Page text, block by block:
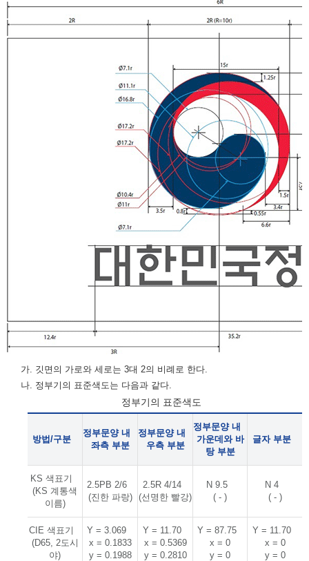
가. 깃면의 가로와 세로는 3대 2의 비례로 한다.
나. 정부기의 표준색도는 다음과 같다.
정부기의 표준색도
방법/구분
정부문양 내
좌측 부분
정부문양 내
우측 부분
정부문양 내
가운데와 바
탕 부분
글자 부분
KS 색표기
(KS 계통색
이름)
2.5PB 2/6
(진한 파랑)
2.5R 4/14
(선명한 빨강)
N 9.5
( - )
N 4
( - )
CIE 색표기
(D65, 2도시
야)
Y = 3.069
x = 0.1833
y = 0.1988
Y = 11.70
x = 0.5369
y = 0.2810
Y = 87.75
x = 0
y = 0
Y = 11.70
x = 0
y = 0